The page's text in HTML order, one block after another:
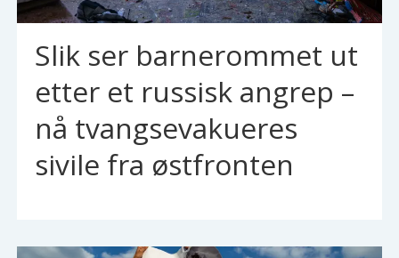
Slik ser barnerommet ut
etter et russisk angrep –
nå tvangsevakueres
sivile fra østfronten